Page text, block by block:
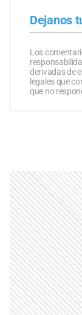
Dejanos
Los
derivadas de
legales que
que no